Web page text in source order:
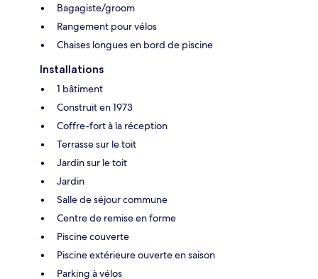
Bagagiste/groom
Rangement pour vélos
Chaises longues en bord de piscine
Installations
1 bâtiment
Construit en 1973
Coffre-fort à la réception
Terrasse sur le toit
Jardin sur le toit
Jardin
Salle de séjour commune
Centre de remise en forme
Piscine couverte
Piscine extérieure ouverte en saison
Parking à vélos